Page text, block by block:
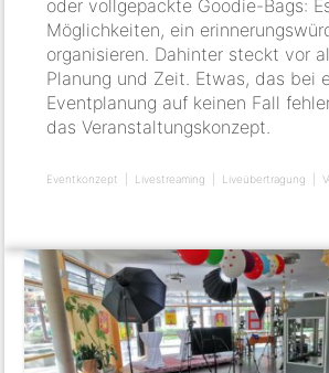
oder vollgepackte Goodie-Bags:
Möglichkeiten, ein
organisieren. Dahinter steckt vor
Planung und Zeit. Etwas, das bei
Eventplanung auf keinen Fall
das Veranstaltungskonzept.
Eventkonzept Livestreaming Liveübertragung